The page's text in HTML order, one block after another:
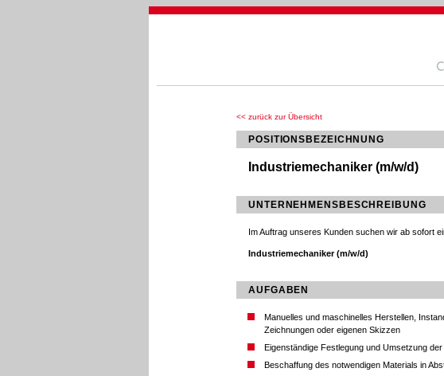
<< zurück zur Übersicht
POSITIONSBEZEICHNUNG
Industriemechaniker (m/w/d)
UNTERNEHMENSBESCHREIBUNG
Im Auftrag unseres Kunden suchen wir ab sofort
Industriemechaniker (m/w/d)
AUFGABEN
Manuelles und maschinelles Herstellen,
Zeichnungen oder eigenen Skizzen
Eigenständige Festlegung und Umsetzung
Beschaffung des notwendigen Materials in